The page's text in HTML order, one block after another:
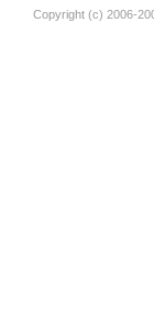
Copyright (c) 2006-